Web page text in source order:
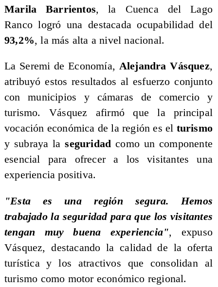
Marila Barrientos, la Cuenca del Lago
Ranco logró una destacada ocupabilidad del
93,2%, la más alta a nivel nacional.
​La Seremi de Economía, Alejandra Vásquez,
atribuyó estos resultados al esfuerzo conjunto
con municipios y cámaras de comercio y
turismo. Vásquez afirmó que la principal
vocación económica de la región es el turismo
y subraya laseguridadcomo un componente
esencial para ofrecer a los visitantes una
experiencia positiva.
"Esta es una región segura. Hemos
trabajado la seguridad para que los visitantes
tengan muy buena experiencia", expuso
Vásquez, destacando la calidad de la oferta
turística y los atractivos que consolidan al
turismo como motor económico regional.